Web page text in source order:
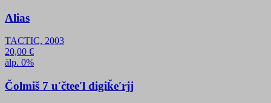
Alias
TACTIC, 2003
20,00 €
älp. 0%
Čolmiš 7 uʹčteeʹl digiǩeʹrjj